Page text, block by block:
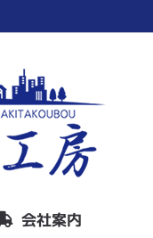
会社案内